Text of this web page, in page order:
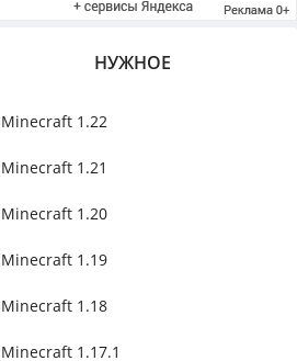
НУЖНОЕ
Minecraft 1.22
Minecraft 1.21
Minecraft 1.20
Minecraft 1.19
Minecraft 1.18
Minecraft 1.17.1